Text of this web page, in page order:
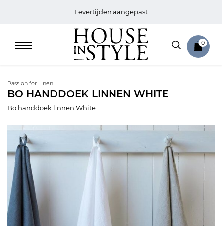
Levertijden aangepast
0
Bed
Sale
Bath
Passion for Linen
BO HANDDOEK LINNEN WHITE
Bo handdoek linnen White